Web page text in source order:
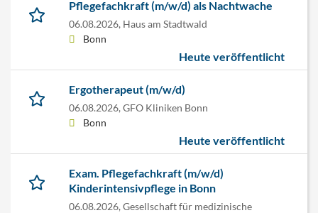
Pflegefachkraft (m/w/d) als Nachtwache
06.08.2026, Haus am Stadtwald
Bonn
Heute veröffentlicht
Ergotherapeut (m/w/d)
06.08.2026, GFO Kliniken Bonn
Bonn
Heute veröffentlicht
Exam. Pflegefachkraft (m/w/d)
Kinderintensivpflege in Bonn
06.08.2026, Gesellschaft für medizinische